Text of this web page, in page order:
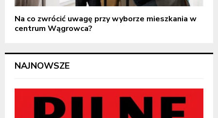
Na co zwrócić uwagę przy wyborze mieszkania w
centrum Wągrowca?
NAJNOWSZE